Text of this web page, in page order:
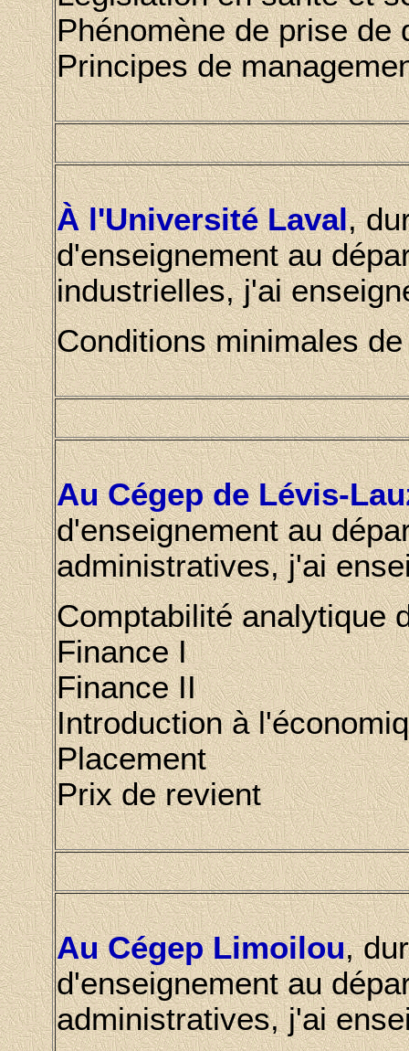
Phénomène de prise de
Principes de
À l'Université Laval,
d'enseignement au
industrielles, j'ai
Conditions minimales
Au Cégep de Lévis-
d'enseignement au
administratives, j'ai
Comptabilité analytique
Finance I
Finance II
Introduction à
Placement
Prix de revient
Au Cégep Limoilou,
d'enseignement au
administratives, j'ai